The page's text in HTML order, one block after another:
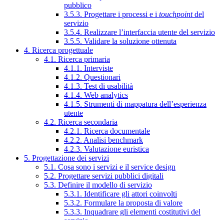
pubblico
3.5.3. Progettare i processi e i touchpointdel
servizio
3.5.4. Realizzare l’interfaccia utente del servizio
3.5.5. Validare la soluzione ottenuta
4. Ricerca progettuale
4.1. Ricerca primaria
4.1.1. Interviste
4.1.2. Questionari
4.1.3. Test di usabilità
4.1.4. Web analytics
4.1.5. Strumenti di mappatura dell’esperienza
utente
4.2. Ricerca secondaria
4.2.1. Ricerca documentale
4.2.2. Analisi benchmark
4.2.3. Valutazione euristica
5. Progettazione dei servizi
5.1. Cosa sono i servizi e il service design
5.2. Progettare servizi pubblici digitali
5.3. Definire il modello di servizio
5.3.1. Identificare gli attori coinvolti
5.3.2. Formulare la proposta di valore
5.3.3. Inquadrare gli elementi costitutivi del